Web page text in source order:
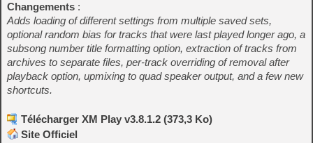
Changements :
Adds loading of different settings from multiple saved sets,
optional random bias for tracks that were last played longer ago, a
subsong number title formatting option, extraction of tracks from
archives to separate files, per-track overriding of removal after
playback option, upmixing to quad speaker output, and a few new
shortcuts.
Télécharger XM Play v3.8.1.2 (373,3 Ko)
Site Officiel